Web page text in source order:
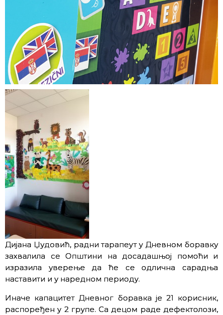
Дијана Џудовић, радни тарапеут у Дневном боравку
захвалила се Општини на досадашњој помоћи и
изразила уверење да ће се одлична сарадња
наставити и у наредном периоду.
Иначе капацитет Дневног боравка је 21 корисник,
распоређен у 2 групе. Са децом раде дефектолози,